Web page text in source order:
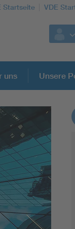
Startseite VDE
der
uns Unsere